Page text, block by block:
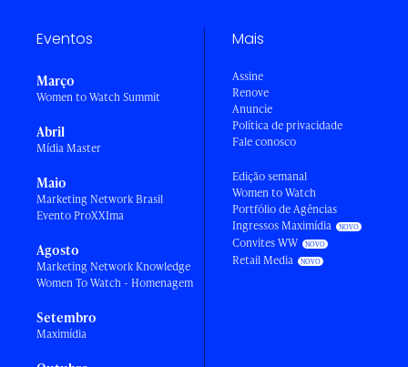
Eventos
Março
Women to Watch Summit
Abril
Mídia Master
Maio
Marketing Network Brasil
Evento ProXXIma
Agosto
Marketing Network Knowledge
Women To Watch - Homenagem
Setembro
Maximídia
Mais
Assine
Renove
Anuncie
Política de privacidade
Fale conosco
Edição semanal
Women to Watch
Portfólio de Agências
Ingressos Maximídia
Convites WW
Retail Media